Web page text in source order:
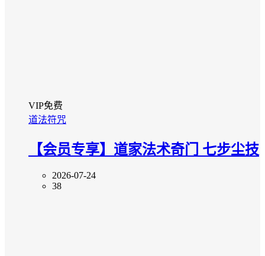
VIP免费
道法符咒
【会员专享】道家法术奇门 七步尘技
2026-07-24
38